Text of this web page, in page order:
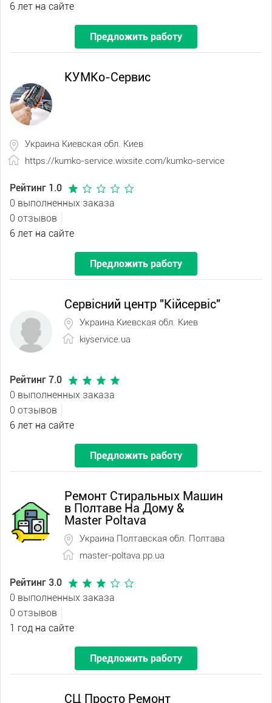
6 лет на сайте
Предложить работу
КУМКо-Сервис
Украина Киевская обл. Киев
https://kumko-service.wixsite.com/kumko-service
Рейтинг 1.0
0 выполненных заказа
0 отзывов
6 лет на сайте
Предложить работу
Сервісний центр "Кійсервіс"
Украина Киевская обл. Киев
kiyservice.ua
Рейтинг 7.0
0 выполненных заказа
0 отзывов
6 лет на сайте
Предложить работу
Ремонт Стиральных Машин
в Полтаве На Дому &
Master Poltava
Украина Полтавская обл. Полтава
master-poltava.pp.ua
Рейтинг 3.0
0 выполненных заказа
0 отзывов
1 год на сайте
Предложить работу
СЦ Просто Ремонт